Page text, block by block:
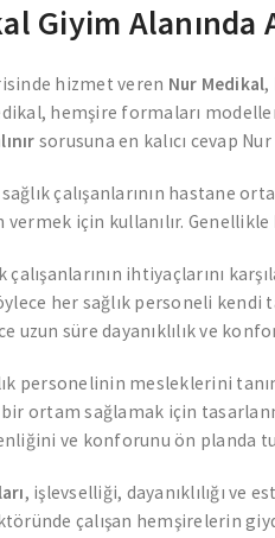
Giyim Alanında
hizmet veren Nur Medikal,
hemşire formaları
sorusuna en kalıcı cevap
çalışanlarının hastane
için kullanılır. Genellikle
çalışanlarının ihtiyaçlarını
her sağlık personeli kendi
uzun süre dayanıklılık ve
personelinin mesleklerini
ortam sağlamak için
ve konforunu ön planda
, işlevselliği, dayanıklılığı
çalışan hemşirelerin